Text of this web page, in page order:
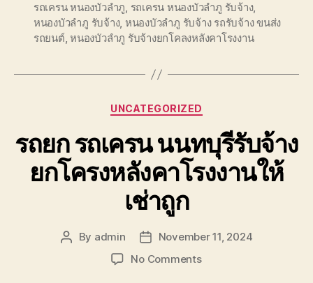
รถเครน หนองบัวลำภู, รถเครน หนองบัวลำภู รับจ้าง,
หนองบัวลำภู รับจ้าง, หนองบัวลำภู รับจ้าง รถรับจ้าง ขนส่ง
รถยนต์,หนองบัวลำภู รับจ้างยกโคลงหลังคาโรงงาน
Categories
UNCATEGORIZED
รถยก รถเครน นนทบุรีรับจ้าง
ยกโครงหลังคาโรงงานให้
เช่าถูก
Post
By admin
Post
date
November 11, 2024
No Commentson